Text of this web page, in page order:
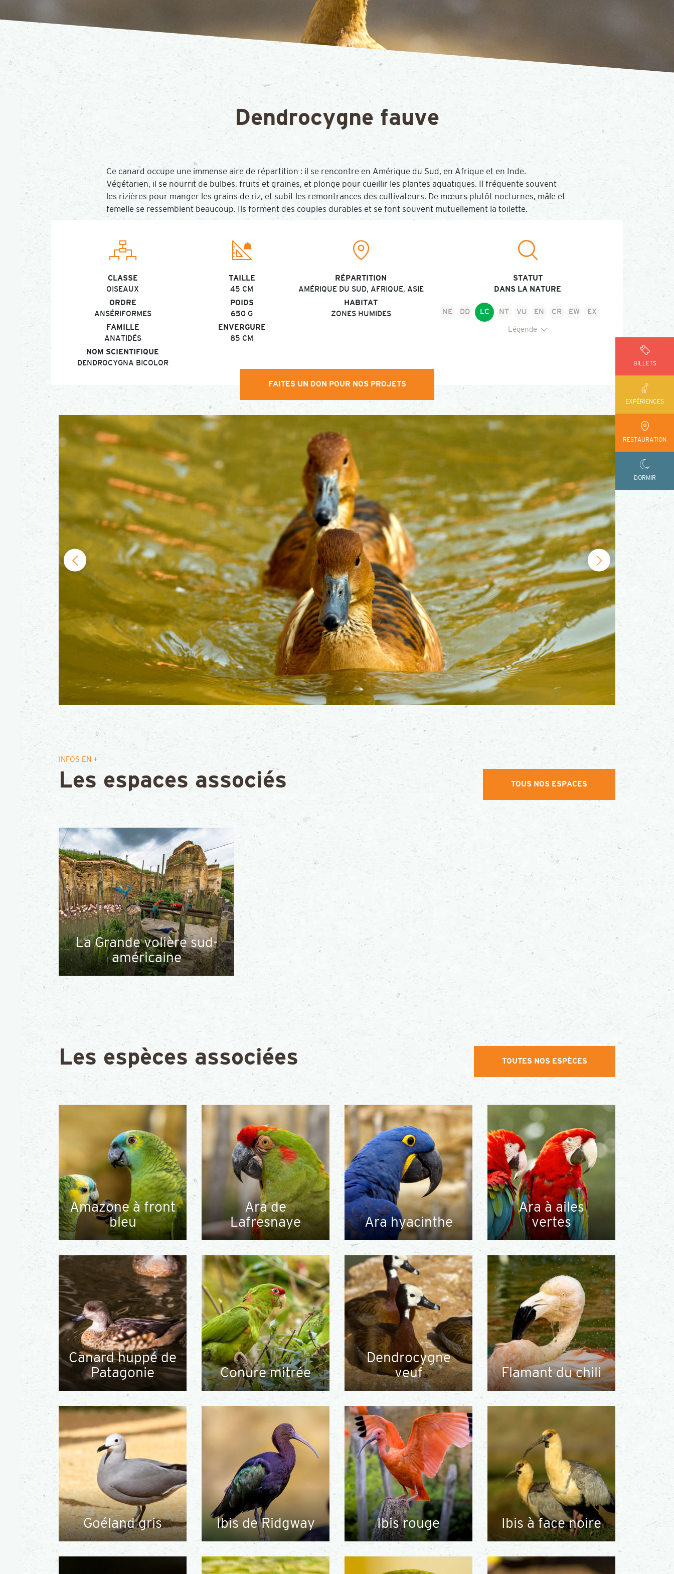
BILLETS
EXPÉRIENCES
RESTAURATION
DORMIR
Dendrocygne fauve
Ce canard occupe une immense aire de répartition : il se rencontre en Amérique du Sud, en Afrique et en Inde.
Végétarien, il se nourrit de bulbes, fruits et graines, et plonge pour cueillir les plantes aquatiques. Il fréquente souvent
les rizières pour manger les grains de riz, et subit les remontrances des cultivateurs. De mœurs plutôt nocturnes, mâle et
femelle se ressemblent beaucoup. Ils forment des couples durables et se font souvent mutuellement la toilette.
CLASSE
OISEAUX
ORDRE
ANSÉRIFORMES
FAMILLE
ANATIDÉS
NOM SCIENTIFIQUE
DENDROCYGNA BICOLOR
TAILLE
45 CM
POIDS
650 G
ENVERGURE
85 CM
RÉPARTITION
AMÉRIQUE DU SUD, AFRIQUE, ASIE
HABITAT
ZONES HUMIDES
STATUT
DANS LA NATURE
NE DD LC NT VU EN CR EW EX
Légende
NT : Quasi menacé
EX : Éteint
FAITES UN DON POUR NOS PROJETS
INFOS EN +
TOUS NOS ESPACES
Les espaces associés
La Grande volière sud-
américaine
TOUTES NOS ESPÈCES
Les espèces associées
Amazone à front
bleu
Ara de
Lafresnaye
Ara hyacinthe
Ara à ailes
vertes
Canard huppé de
Patagonie
Conure mitrée
Dendrocygne
veuf
Flamant du chili
Goéland gris Ibis de Ridgway Ibis rouge Ibis à face noire